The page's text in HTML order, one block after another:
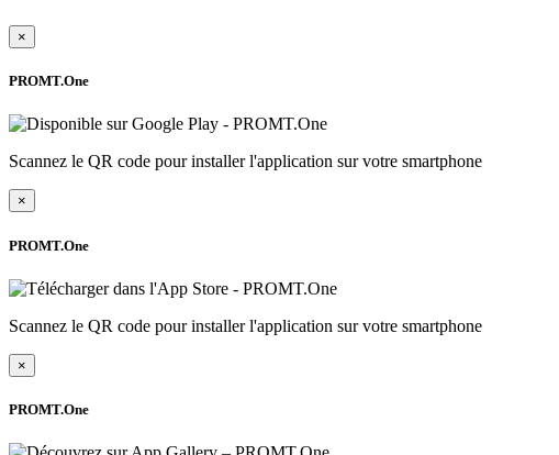
×
PROMT.One
Scannez le QR code pour installer l'application sur votre smartphone
×
PROMT.One
Scannez le QR code pour installer l'application sur votre smartphone
×
PROMT.One